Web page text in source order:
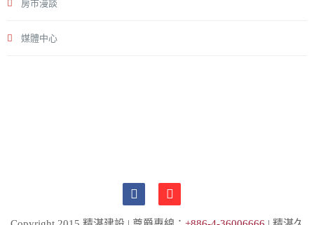
房市漫談
媒體中心